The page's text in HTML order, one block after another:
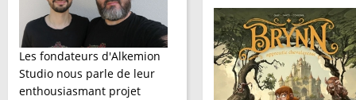
Les fondateurs d'Alkemion
Studio nous parle de leur
enthousiasmant projet